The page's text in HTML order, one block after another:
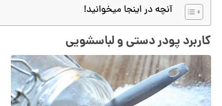
آنچه در اینجا میخوانید!
کاربرد پودر دستی و لباسشویی